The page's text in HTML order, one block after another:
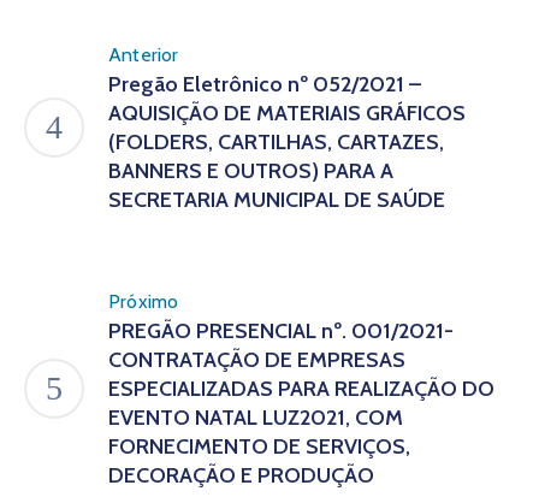
Anterior
Pregão Eletrônico nº 052/2021 –
AQUISIÇÃO DE MATERIAIS GRÁFICOS
(FOLDERS, CARTILHAS, CARTAZES,
BANNERS E OUTROS) PARA A
SECRETARIA MUNICIPAL DE SAÚDE
Próximo
PREGÃO PRESENCIAL nº. 001/2021-
CONTRATAÇÃO DE EMPRESAS
ESPECIALIZADAS PARA REALIZAÇÃO DO
EVENTO NATAL LUZ2021, COM
FORNECIMENTO DE SERVIÇOS,
DECORAÇÃO E PRODUÇÃO